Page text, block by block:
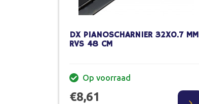
DX PIANOSCHARNIER 32X0.7 MM
RVS 48 CM
Op voorraad
€8,61